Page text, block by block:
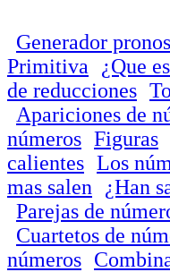
Generador
Primitiva
¿Que
de reducciones
Apariciones de
números Figuras
calientes Los
mas salen
¿Han
Parejas de
Cuartetos de
números